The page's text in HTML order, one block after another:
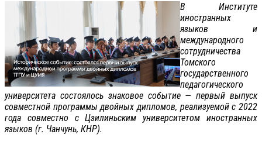
В Институте
иностранных
языков и
международного
сотрудничества
Томского
государственного
педагогического
университета состоялось знаковое событие — первый выпуск
совместной программы двойных дипломов, реализуемой с 2022
года совместно с Цзилиньским университетом иностранных
языков (г. Чанчунь, КНР).